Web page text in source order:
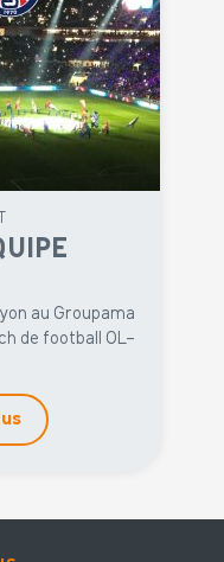
au Groupama
de football OL-